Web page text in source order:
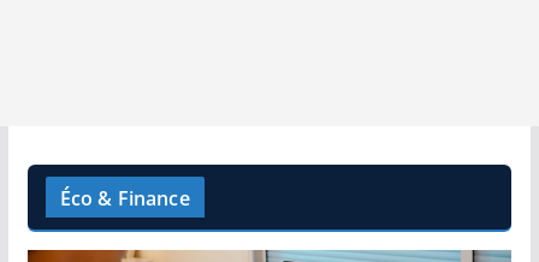
Éco & Finance